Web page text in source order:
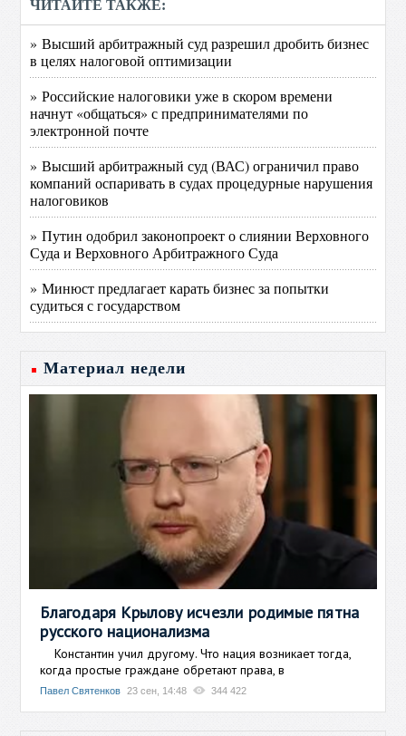
ЧИТАЙТЕ ТАКЖЕ:
» Высший арбитражный суд разрешил дробить бизнес
в целях налоговой оптимизации
» Российские налоговики уже в скором времени
начнут «общаться» с предпринимателями по
электронной почте
» Высший арбитражный суд (ВАС) ограничил право
компаний оспаривать в судах процедурные нарушения
налоговиков
» Путин одобрил законопроект о слиянии Верховного
Суда и Верховного Арбитражного Суда
» Минюст предлагает карать бизнес за попытки
судиться с государством
Материал недели
Благодаря Крылову исчезли родимые пятна
русского национализма
Константин учил другому. Что нация возникает тогда,
когда простые граждане обретают права, в
Павел Святенков 23 сен, 14:48 344 422